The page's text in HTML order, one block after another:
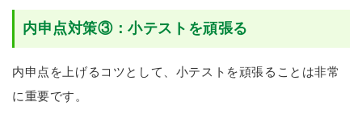
内申点対策③：小テストを頑張る
内申点を上げるコツとして、小テストを頑張ることは非常
に重要です。